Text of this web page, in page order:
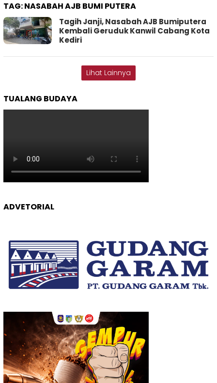
TAG:NASABAH AJB BUMI PUTERA
Tagih Janji, Nasabah AJB Bumiputera
Kembali Geruduk Kanwil Cabang Kota
Kediri
Lihat Lainnya
TUALANG BUDAYA
ADVETORIAL